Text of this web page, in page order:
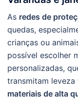
As redes de
quedas,
crianças ou
possível escolher
personalizadas,
transmitam leveza
materiais de alta